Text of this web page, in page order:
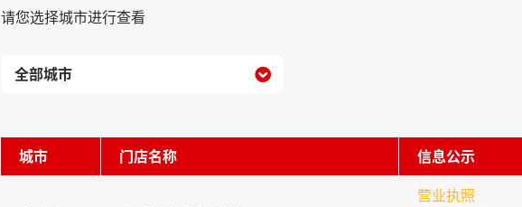
请您选择城市进行查看

城市 门店名称 信息公示
营业执照